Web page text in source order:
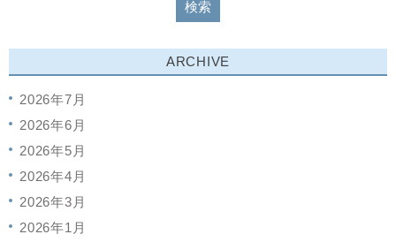
ARCHIVE
2026年7月
2026年6月
2026年5月
2026年4月
2026年3月
2026年1月